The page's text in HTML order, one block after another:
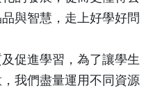
與智慧，走上好學好問
促進學習，為了讓學生
我們盡量運用不同資源